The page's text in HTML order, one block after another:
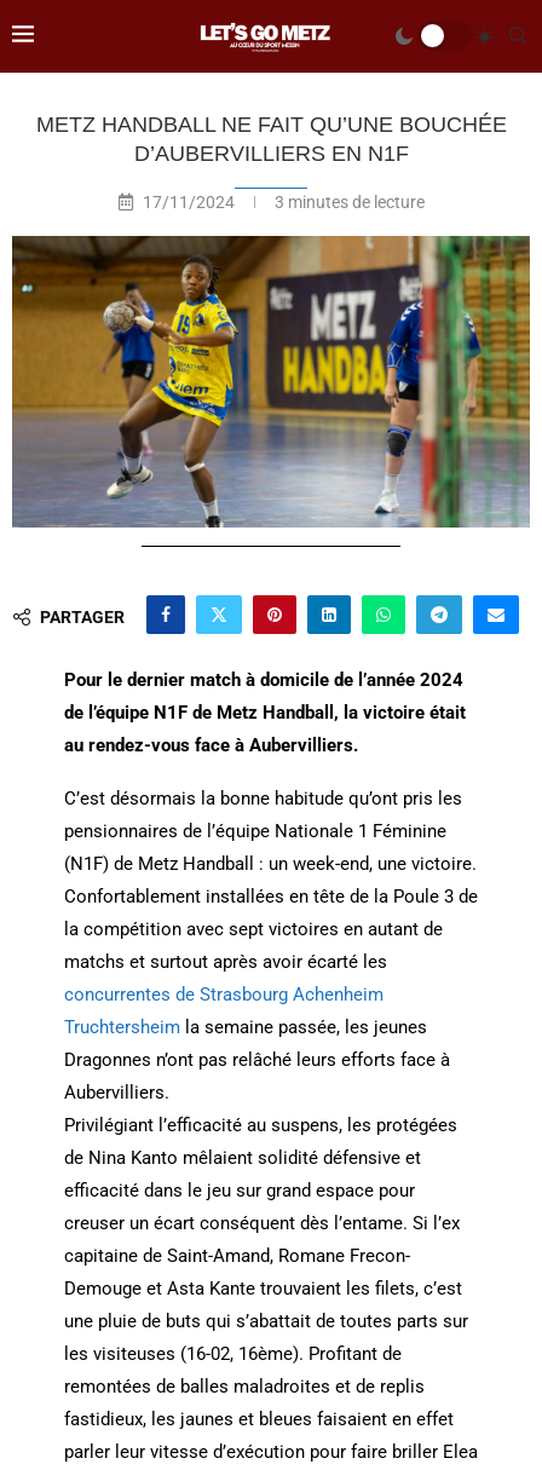
METZ HANDBALL NE FAIT QU’UNE BOUCHÉE
D’AUBERVILLIERS EN N1F
17/11/2024 3 minutes de lecture
PARTAGER
Pour le dernier match à domicile de l’année 2024
de l’équipe N1F de Metz Handball, la victoire était
au rendez-vous face à Aubervilliers.
C’est désormais la bonne habitude qu’ont pris les
pensionnaires de l’équipe Nationale 1 Féminine
(N1F) de Metz Handball : un week-end, une victoire.
Confortablement installées en tête de la Poule 3 de
la compétition avec sept victoires en autant de
matchs et surtout après avoir écarté les
concurrentes de Strasbourg Achenheim
Truchtersheimla semaine passée, les jeunes
Dragonnes n’ont pas relâché leurs efforts face à
Aubervilliers.
Privilégiant l’efficacité au suspens, les protégées
de Nina Kanto mêlaient solidité défensive et
efficacité dans le jeu sur grand espace pour
creuser un écart conséquent dès l’entame. Si l’ex
capitaine de Saint-Amand, Romane Frecon-
Demouge et Asta Kante trouvaient les filets, c’est
une pluie de buts qui s’abattait de toutes parts sur
les visiteuses (16-02, 16ème). Profitant de
remontées de balles maladroites et de replis
fastidieux, les jaunes et bleues faisaient en effet
parler leur vitesse d’exécution pour faire briller Elea